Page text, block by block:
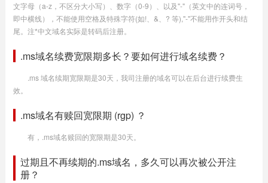
文字母（a-z，不区分大小写）、数字（0-9）、以及"-"（英文中的连词号，
即中横线），不能使用空格及特殊字符(如!、&、? 等),"-"不能用作开头和结
尾。注*中文域名实际是转码后注册。
.ms域名续费宽限期多长？要如何进行域名续费？
.ms 域名续期宽限期是30天，我司注册的域名可以在后台进行续费生
效。
.ms域名有赎回宽限期 (rgp) ？
有，.ms域名赎回的宽限期是30天。
过期且不再续期的.ms域名，多久可以再次被公开注
册？